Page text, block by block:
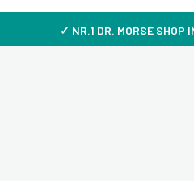
✓ NR.1 DR. MORSE SHOP